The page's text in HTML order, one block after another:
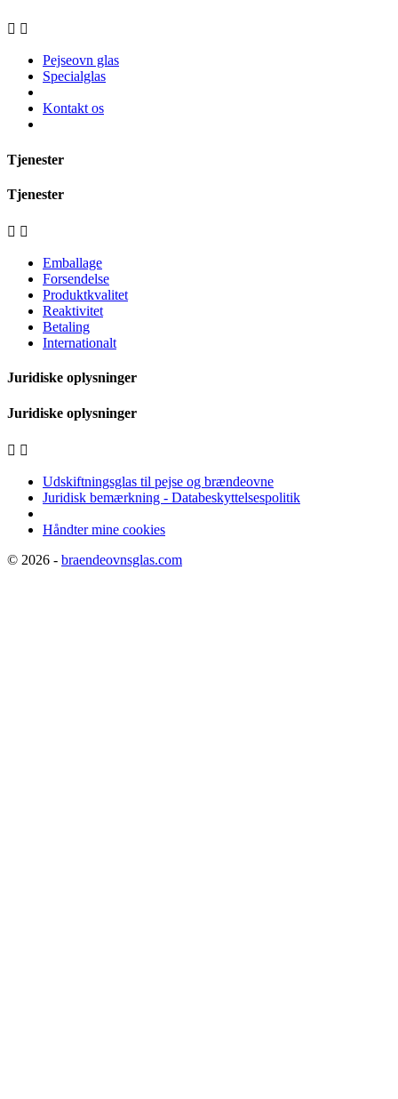
 
Pejseovn glas
Specialglas
Kontakt os
Tjenester
Tjenester
 
Emballage
Forsendelse
Produktkvalitet
Reaktivitet
Betaling
Internationalt
Juridiske oplysninger
Juridiske oplysninger
 
Udskiftningsglas til pejse og brændeovne
Juridisk bemærkning - Databeskyttelsespolitik
Håndter mine cookies
© 2026 - braendeovnsglas.com